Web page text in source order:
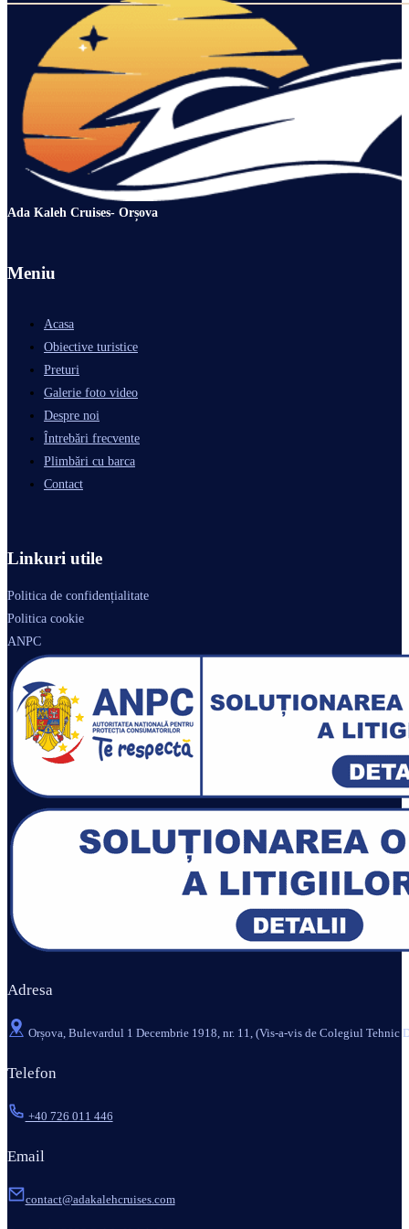
Ada Kaleh Cruises- Orșova
Meniu
Acasa
Obiective turistice
Preturi
Galerie foto video
Despre noi
Întrebări frecvente
Plimbări cu barca
Contact
Linkuri utile
Politica de confidențialitate
Politica cookie
ANPC
Adresa
Orșova, Bulevardul 1 Decembrie 1918, nr. 11, (Vis-a-vis de Colegiul Tehnic
Telefon
+40 726 011 446
Email
contact@adakalehcruises.com